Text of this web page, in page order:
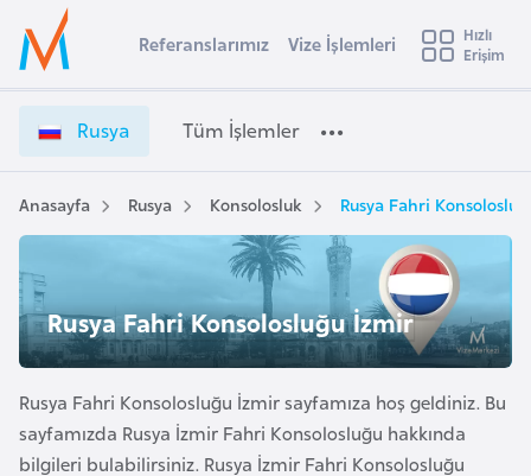
Ülke Seçimi
Başvuru yapmak istediğiniz ülkeyi seçin
Üye
Girişi
u
y
a
V
i
İ
ş
l
e
m
l
e
t
ş
i
Referanslarımız Vize İşlemleri
Hızlı
Erişim
Rusya Tüm İşlemler
Anasayfa Rusya Konsolosluk Rusya Fahri
Rusya Fahri Konsolosluğu İzmir
Rusya Fahri Konsolosluğu İzmir sayfamıza hoş geldiniz. Bu
sayfamızda Rusya İzmir Fahri Konsolosluğu hakkında
bilgileri bulabilirsiniz. Rusya İzmir Fahri Konsolosluğu
s
t
r
a
A
v
u
t
u